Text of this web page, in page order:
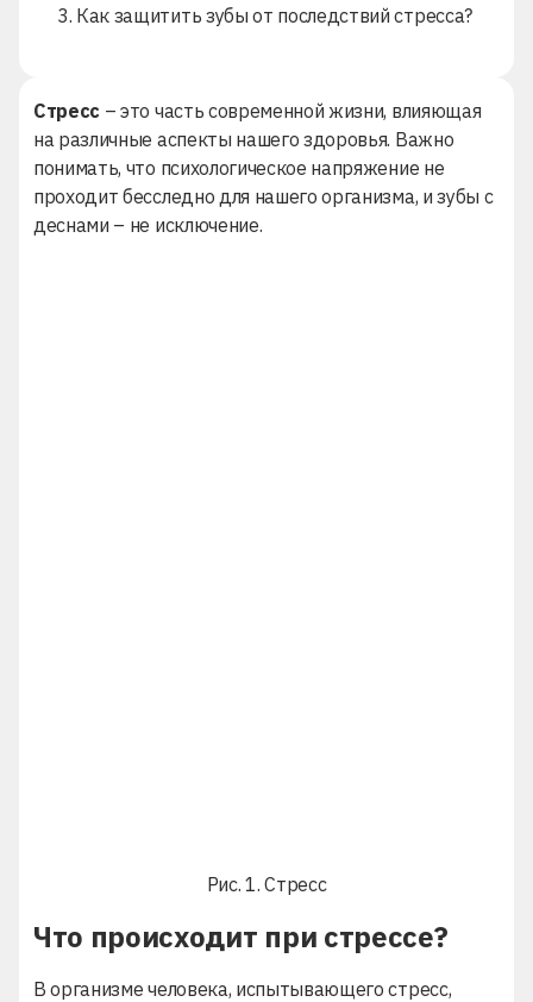
3. Как защитить зубы от последствий стресса?
Стресс – это часть современной жизни, влияющая
на различные аспекты нашего здоровья. Важно
понимать, что психологическое напряжение не
проходит бесследно для нашего организма, и зубы с
деснами – не исключение.
Рис. 1. Стресс
Что происходит при стрессе?
В организме человека, испытывающего стресс,